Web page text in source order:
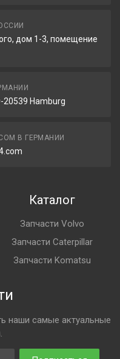
дом 1-3, помещение
20539 Hamburg
В ГЕРМАНИИ
Каталог
Запчасти Volvo
Запчасти Caterpillar
Запчасти Komatsu
наши самые актуальные